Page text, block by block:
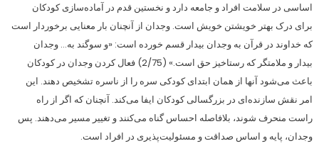
اساسی‌ در سلامت افراد و جامعه دارد و نخستین قدم در آماده‌سازی کودکان
برای درک بهتر خویشتن خویش است. وجدان از آنچنان بار معنایی برخوردار است
که خداوند در قرآن به وجدان بیدار قسم خورده است: «و سوگند به… وجدان
بیدار و ملامتگر که رستاخیز حق است.» (2‌‌/‌‌75) فعال کردن وجدان در کودکان
باعث می‌شود آنها از همان ابتدای کودکی سره را از ناسره تشخیص دهند. این
امر نقش سازنده‌ای در بزرگسالی کودکان ایفا می‌کند. آنچنان که اگر از راه
راست منحرف شوند، بلافاصله احساس گناه می‌کنند و تغییر مسیر می‌دهند. پس
وجدان، پایه و اساس صداقت و مسئولیت‌پذیری در افراد است.